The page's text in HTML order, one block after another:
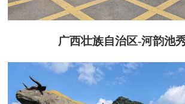
广西壮族自治区-河韵池